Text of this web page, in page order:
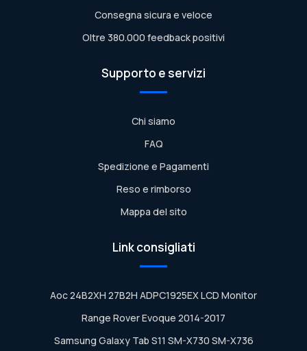
Consegna sicura e veloce
Oltre 380.000 feedback positivi
Supporto e servizi
Chi siamo
FAQ
Spedizione e Pagamenti
Reso e rimborso
Mappa del sito
Link consigliati
Aoc 24B2XH 27B2H ADPC1925EX LCD Monitor
Range Rover Evoque 2014-2017
Samsung Galaxy Tab S11 SM-X730 SM-X736